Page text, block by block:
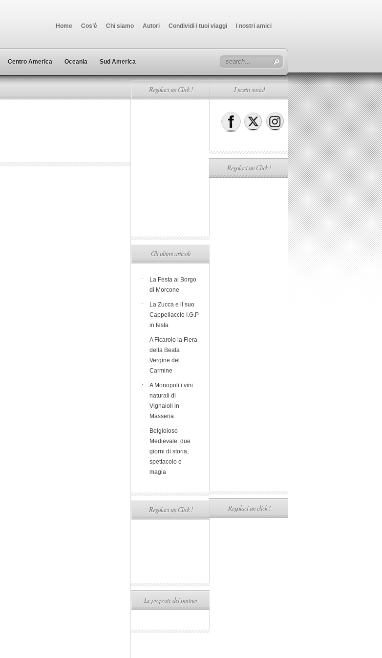
Home Cos’è Chi siamo Autori Condividi i tuoi viaggi I nostri amici
Centro America Oceania Sud America
Regalaci un Click !
Gli ultimi articoli
La Festa al Borgo
di Morcone
La Zucca e il suo
Cappellaccio I.G.P
in festa
A Ficarolo la Fiera
della Beata
Vergine del
Carmine
A Monopoli i vini
naturali di
Vignaioli in
Masseria
Belgioioso
Medievale: due
giorni di storia,
spettacolo e
magia
Regalaci un Click !
Le proposte dei partner
I nostri social
Regalaci un Click !
Regalaci un click !